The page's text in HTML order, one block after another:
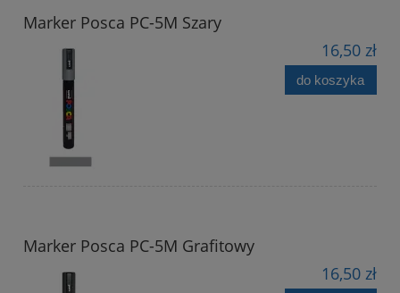
Marker Posca PC-5M Szary
16,50 zł
do koszyka
Marker Posca PC-5M Grafitowy
16,50 zł